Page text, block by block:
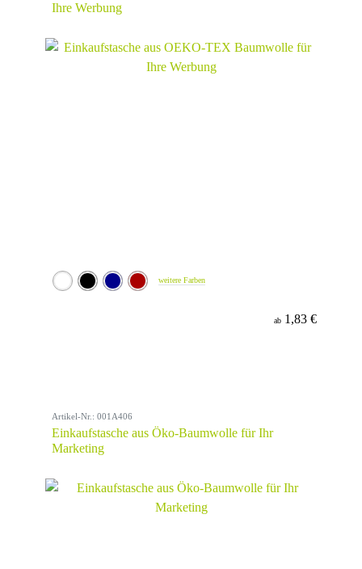
Ihre Werbung
weitere Farben
ab 1,83 €
Artikel-Nr.: 001A406
Einkaufstasche aus Öko-Baumwolle für Ihr
Marketing